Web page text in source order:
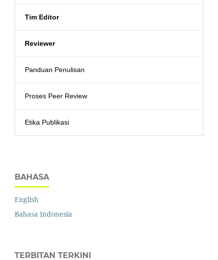
Tim Editor
Reviewer
Panduan Penulisan
Proses Peer Review
Etika Publikasi
BAHASA
English
Bahasa Indonesia
TERBITAN TERKINI